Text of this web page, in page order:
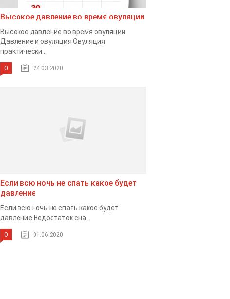
Высокое давление во время овуляции
Высокое давление во время овуляции
Давление и овуляция Овуляция
практически...
0 24.03.2020
Если всю ночь не спать какое будет
давление
Если всю ночь не спать какое будет
давление Недостаток сна...
0 01.06.2020